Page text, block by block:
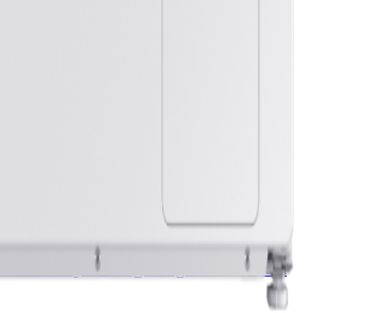
| Alle rechten voorbehouden.
Privacykennisgeving Cookiebeleid